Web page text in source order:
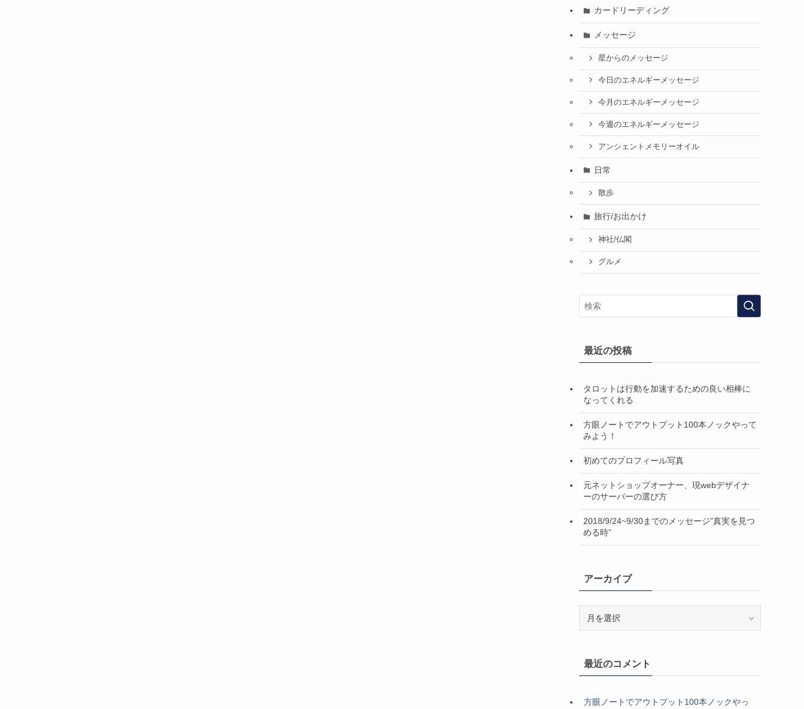
カードリーディング
メッセージ
星からのメッセージ
今日のエネルギーメッセージ
今月のエネルギーメッセージ
今週のエネルギーメッセージ
アンシェントメモリーオイル
日常
散歩
旅行/お出かけ
神社/仏閣
グルメ
最近の投稿
タロットは行動を加速するための良い相棒に
なってくれる
方眼ノートでアウトプット100本ノックやって
みよう！
初めてのプロフィール写真
元ネットショップオーナー、現webデザイナ
ーのサーバーの選び方
2018/9/24~9/30までのメッセージ”真実を見つ
める時”
アーカイブ
ブ最近のコメント
方眼ノートでアウトプット100本ノックやっ